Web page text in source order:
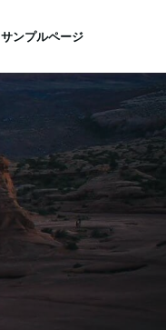
サンプルページ